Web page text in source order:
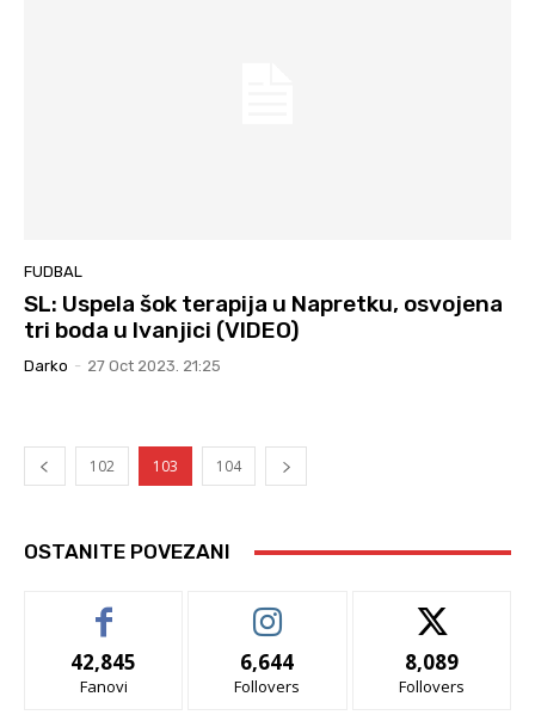
FUDBAL
SL: Uspela šok terapija u Napretku, osvojena
tri boda u Ivanjici (VIDEO)
Darko - 27 Oct 2023. 21:25
102 103 104
OSTANITE POVEZANI
42,845
Fanovi
6,644
Follovers
8,089
Follovers